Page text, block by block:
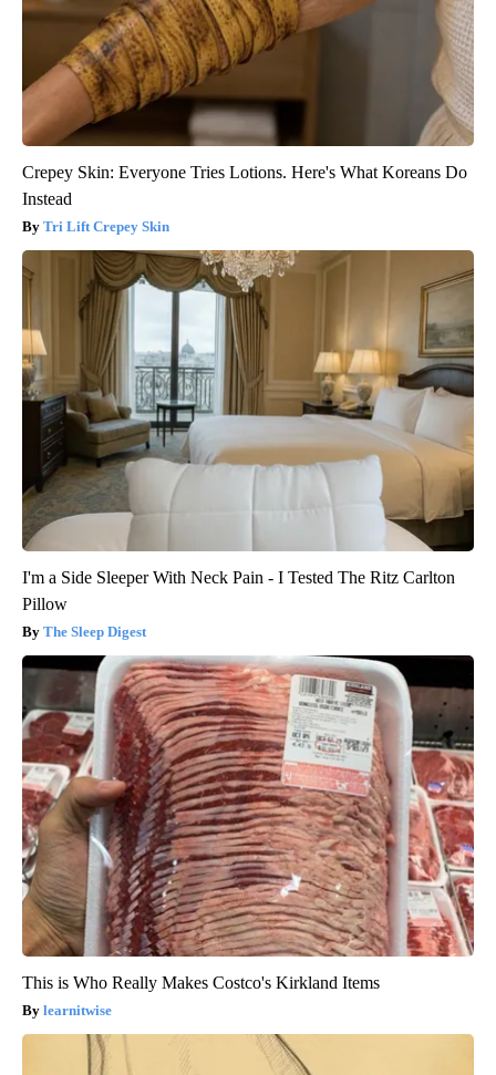
Crepey Skin: Everyone Tries Lotions. Here's What Koreans Do
Instead
Tri Lift Crepey Skin
I'm a Side Sleeper With Neck Pain - I Tested The Ritz Carlton
Pillow
The Sleep Digest
This is Who Really Makes Costco's Kirkland Items
learnitwise